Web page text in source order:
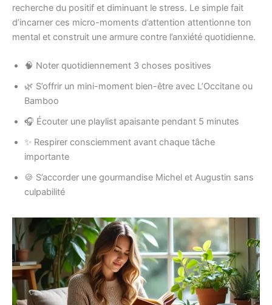
recherche du positif et diminuant le stress. Le simple fait
d’incarner ces micro-moments d’attention attentionne ton
mental et construit une armure contre l’anxiété quotidienne.
🧠 Noter quotidiennement 3 choses positives
🌿 S’offrir un mini-moment bien-être avec L’Occitane ou
Bamboo
🎧 Écouter une playlist apaisante pendant 5 minutes
✨ Respirer consciemment avant chaque tâche
importante
🍪 S’accorder une gourmandise Michel et Augustin sans
culpabilité